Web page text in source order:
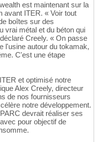
est maintenant sur la
avant ITER. « Voir tout
boîtes sur des
vrai métal et du béton qui
Creely. « On passe
l'usine autour du tokamak,
C'est une étape
et optimisé notre
Alex Creely, directeur
de nos fournisseurs
notre développement.
devrait réaliser ses
pour objectif de